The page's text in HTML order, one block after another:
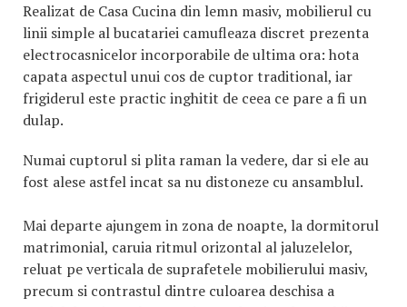
Realizat de Casa Cucina din lemn masiv, mobilierul cu
linii simple al bucatariei camufleaza discret prezenta
electrocasnicelor incorporabile de ultima ora: hota
capata aspectul unui cos de cuptor traditional, iar
frigiderul este practic inghitit de ceea ce pare a fi un
dulap.
Numai cuptorul si plita raman la vedere, dar si ele au
fost alese astfel incat sa nu distoneze cu ansamblul.
Mai departe ajungem in zona de noapte, la dormitorul
matrimonial, caruia ritmul orizontal al jaluzelelor,
reluat pe verticala de suprafetele mobilierului masiv,
precum si contrastul dintre culoarea deschisa a